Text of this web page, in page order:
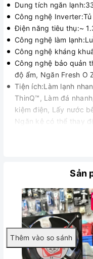
Dung tích ngăn
Công nghệ
Điện năng tiêu thụ:~
Công nghệ làm
Công nghệ kháng
Công nghệ bảo quản
độ ẩm, Ngăn Fresh O
Tiện ích:Làm lạnh
ThinQ™, Làm đá
kiệm điện, Lấy nước
Ngăn kệ có thể thay
Chất liệu khay
Kích thước - Khối
73 cm - Nặng 74 kg
Nơi sản xuất:Indonesia
Năm ra mắt:2019
Hãng:LG
Sản